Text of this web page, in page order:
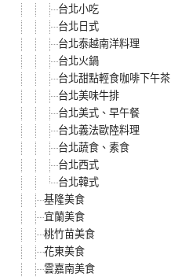
台北小吃
台北日式
台北泰越南洋料理
台北火鍋
台北甜點輕食咖啡下午茶
台北美味牛排
台北美式、早午餐
台北義法歐陸料理
台北蔬食、素食
台北西式
台北韓式
基隆美食
宜蘭美食
桃竹苗美食
花東美食
雲嘉南美食